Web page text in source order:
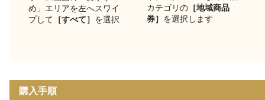
め」エリアを左へスワイ
プして ［すべて］ を選択
カテゴリの ［地域商品
券］ を選択します
購入手順